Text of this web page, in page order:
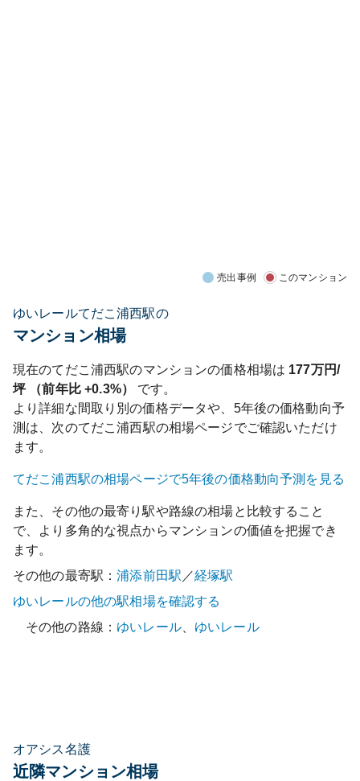
売出事例 このマンション
ゆいレールてだこ浦西駅の
マンション相場
現在のてだこ浦西駅のマンションの価格相場は 177万円/
坪 （前年比+0.3%）
です。
より詳細な間取り別の価格データや、5年後の価格動向予
測は、次のてだこ浦西駅の相場ページでご確認いただけ
ます。
てだこ浦西駅の相場ページで5年後の価格動向予測を見る
また、その他の最寄り駅や路線の相場と比較すること
で、より多角的な視点からマンションの価値を把握でき
ます。
その他の最寄駅：浦添前田駅 ／経塚駅
ゆいレールの他の駅相場を確認する
その他の路線： ゆいレール、 ゆいレール
オアシス名護
近隣マンション相場